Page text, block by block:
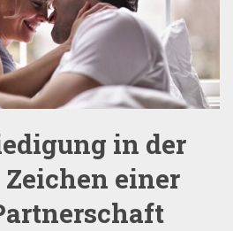
in der
Zeichen einer